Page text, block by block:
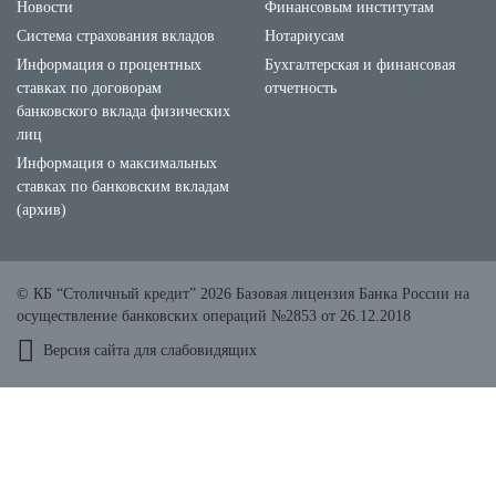
Новости
Система страхования вкладов
Информация о процентных
ставках по договорам
банковского вклада физических
лиц
Информация о максимальных
ставках по банковским вкладам
(архив)
Финансовым институтам
Нотариусам
Бухгалтерская и финансовая
отчетность
© КБ “Столичный кредит” 2026 Базовая лицензия Банка России на
осуществление банковских операций №2853 от 26.12.2018
Версия сайта для слабовидящих